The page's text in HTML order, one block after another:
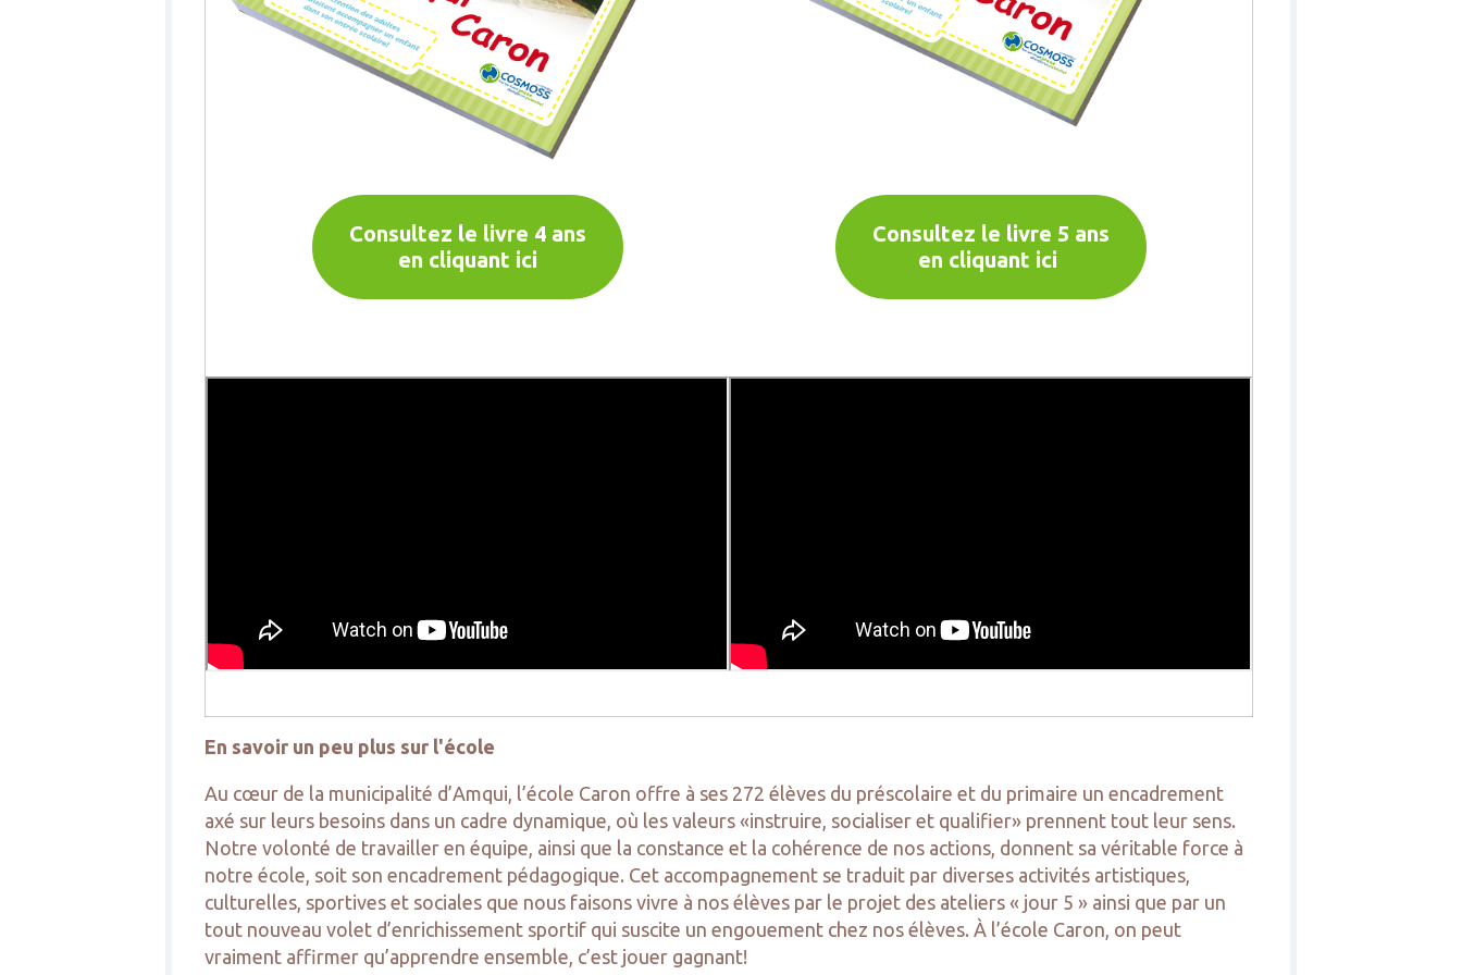
Consultez le livre 4 ans
en cliquant ici
Consultez le livre 5 ans
en cliquant ici
En savoir un peu plus sur l'école
Au cœur de la municipalité d’Amqui, l’école Caron offre à ses 272 élèves du préscolaire et du primaire un encadrement
axé sur leurs besoins dans un cadre dynamique, où les valeurs «instruire, socialiser et qualifier» prennent tout leur sens.
Notre volonté de travailler en équipe, ainsi que la constance et la cohérence de nos actions, donnent sa véritable force à
notre école, soit son encadrement pédagogique. Cet accompagnement se traduit par diverses activités artistiques,
culturelles, sportives et sociales que nous faisons vivre à nos élèves par le projet des ateliers « jour 5 » ainsi que par un
tout nouveau volet d’enrichissement sportif qui suscite un engouement chez nos élèves. À l’école Caron, on peut
vraiment affirmer qu’apprendre ensemble, c’est jouer gagnant!